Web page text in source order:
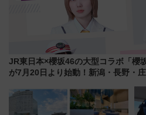
JR東日本×櫻坂46の大型コラボ「櫻
が7月20日より始動！新潟・長野・